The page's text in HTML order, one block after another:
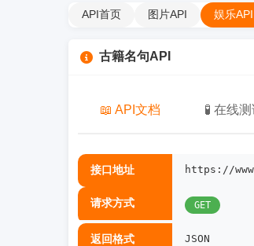
API首页 图片API 娱乐API
古籍名句API
📖 API文档 🧪 在线
接口地址 https://
请求方式 GET
返回格式 JSON